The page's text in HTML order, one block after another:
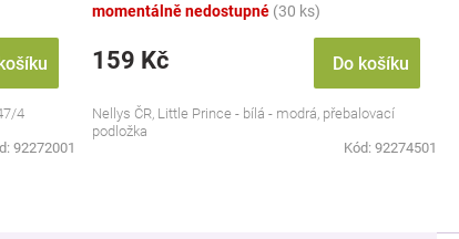
4
92272001
momentálně nedostupné (30 ks)
159 Kč Do košíku
Nellys ČR, Little Prince - bílá - modrá, přebalovací
podložka
Kód: 92274501